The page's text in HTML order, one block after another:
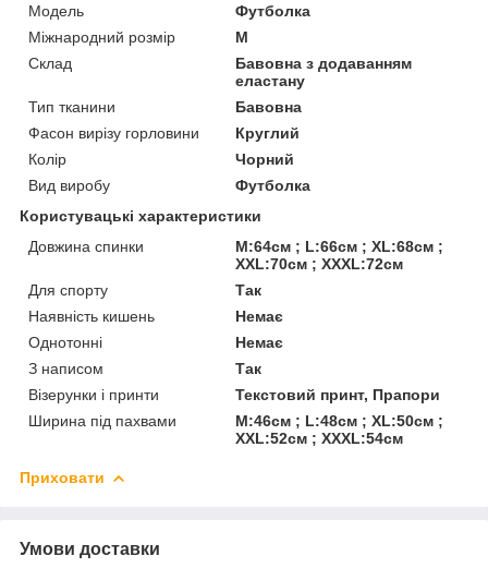
Модель
Футболка
Міжнародний розмір
M
Склад
Бавовна з додаванням
еластану
Тип тканини
Бавовна
Фасон вирізу горловини
Круглий
Колір
Чорний
Вид виробу
Футболка
Користувацькі характеристики
Довжина спинки
M:64см ; L:66см ; XL:68см ;
XXL:70см ; XXXL:72см
Для спорту
Так
Наявність кишень
Немає
Однотонні
Немає
З написом
Так
Візерунки і принти
Текстовий принт, Прапори
Ширина під пахвами
M:46см ; L:48см ; XL:50см ;
XXL:52см ; XXXL:54см
Приховати
Умови доставки